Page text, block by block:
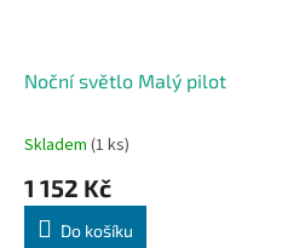
Noční světlo Malý pilot
Skladem (1 ks)
1 152 Kč
Do košíku